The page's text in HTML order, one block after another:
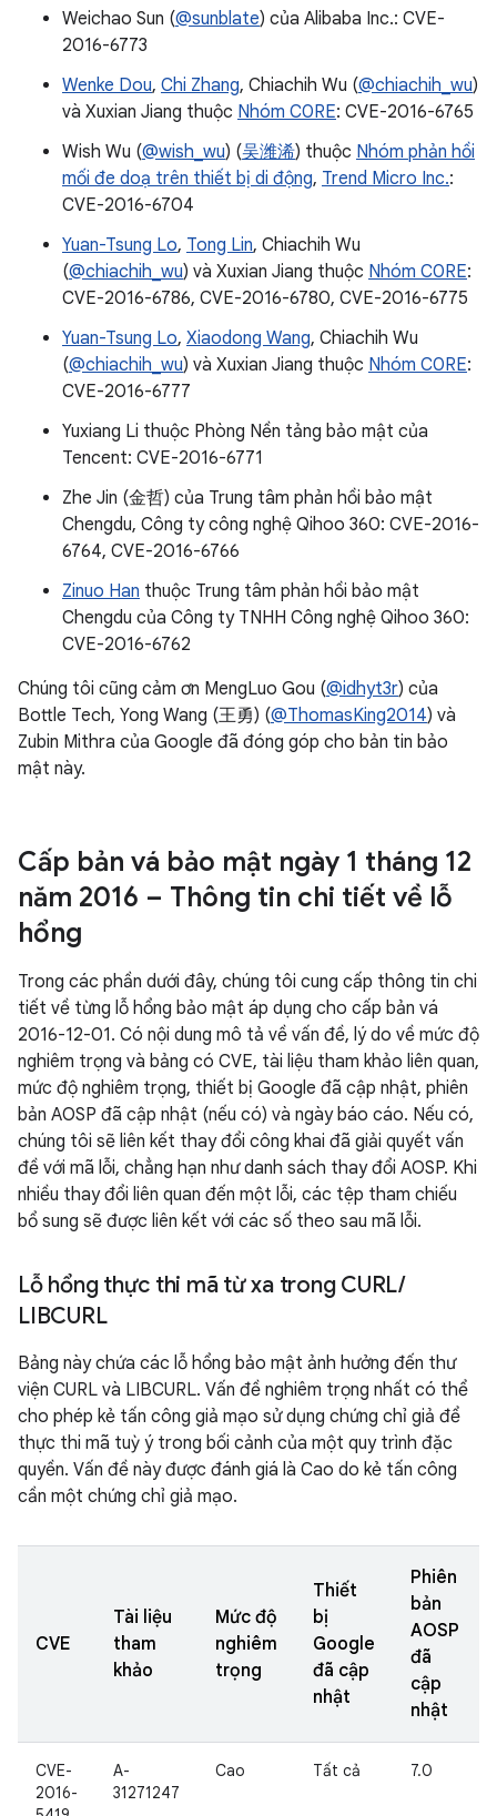
Weichao Sun (@sunblate) của Alibaba Inc.: CVE-
2016-6773
Wenke Dou, Chi Zhang, Chiachih Wu (@chiachih_wu)
và Xuxian Jiang thuộc Nhóm C0RE: CVE-2016-6765
Wish Wu (@wish_wu) (吴潍浠) thuộc Nhóm phản hồi
mối đe doạ trên thiết bị di động, Trend Micro Inc.:
CVE-2016-6704
Yuan-Tsung Lo, Tong Lin, Chiachih Wu
(@chiachih_wu) và Xuxian Jiang thuộc Nhóm C0RE:
CVE-2016-6786, CVE-2016-6780, CVE-2016-6775
Yuan-Tsung Lo, Xiaodong Wang, Chiachih Wu
(@chiachih_wu) và Xuxian Jiang thuộc Nhóm C0RE:
CVE-2016-6777
Yuxiang Li thuộc Phòng Nền tảng bảo mật của
Tencent: CVE-2016-6771
Zhe Jin (金哲) của Trung tâm phản hồi bảo mật
Chengdu, Công ty công nghệ Qihoo 360: CVE-2016-
6764, CVE-2016-6766
Zinuo Han thuộc Trung tâm phản hồi bảo mật
Chengdu của Công ty TNHH Công nghệ Qihoo 360:
CVE-2016-6762
Chúng tôi cũng cảm ơn MengLuo Gou (@idhyt3r) của
Bottle Tech, Yong Wang (王勇) (@ThomasKing2014) và
Zubin Mithra của Google đã đóng góp cho bản tin bảo
mật này.
Cấp bản vá bảo mật ngày 1 tháng 12
năm 2016 – Thông tin chi tiết về lỗ
hổng
Trong các phần dưới đây, chúng tôi cung cấp thông tin chi
tiết về từng lỗ hổng bảo mật áp dụng cho cấp bản vá
2016-12-01. Có nội dung mô tả về vấn đề, lý do về mức độ
nghiêm trọng và bảng có CVE, tài liệu tham khảo liên quan,
mức độ nghiêm trọng, thiết bị Google đã cập nhật, phiên
bản AOSP đã cập nhật (nếu có) và ngày báo cáo. Nếu có,
chúng tôi sẽ liên kết thay đổi công khai đã giải quyết vấn
đề với mã lỗi, chẳng hạn như danh sách thay đổi AOSP. Khi
nhiều thay đổi liên quan đến một lỗi, các tệp tham chiếu
bổ sung sẽ được liên kết với các số theo sau mã lỗi.
Lỗ hổng thực thi mã từ xa trong CURL/
LIBCURL
Bảng này chứa các lỗ hổng bảo mật ảnh hưởng đến thư
viện CURL và LIBCURL. Vấn đề nghiêm trọng nhất có thể
cho phép kẻ tấn công giả mạo sử dụng chứng chỉ giả để
thực thi mã tuỳ ý trong bối cảnh của một quy trình đặc
quyền. Vấn đề này được đánh giá là Cao do kẻ tấn công
cần một chứng chỉ giả mạo.
CVE
Tài liệu
tham
khảo
Mức độ
nghiêm
trọng
Thiết
bị
Google
đã cập
nhật
Phiên
bản
AOSP
đã
cập
nhật
CVE-
2016-
A-
31271247
Cao Tất cả 7.0